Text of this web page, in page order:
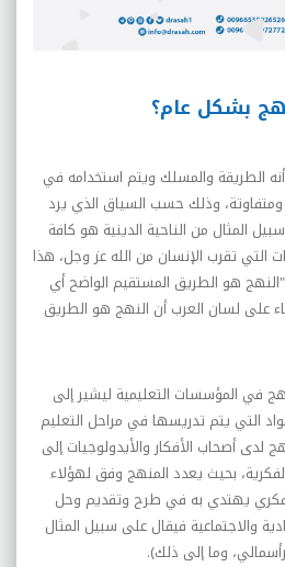
بشكل عام؟
الطريقة والمسلك ويتم استخدامه في
ومتفاوتة، وذلك حسب السياق الذي يرد
المثال من الناحية الدينية هو كافة
التي تقرب الإنسان من الله عز وجل، هذا
هو الطريق المستقيم الواضح أي
على لسان العرب أن النهج هو الطريق
في المؤسسات التعليمية ليشير إلى
التي يتم تدريسها في مراحل التعليم
لدى أصحاب الأفكار والأيدولوجيات إلى
بحيث يعدد المنهج وفق لهؤلاء
فكري يهتدي به في طرح وتقديم وحل
والاجتماعية فيقال على سبيل المثال
وما إلى ذلك).